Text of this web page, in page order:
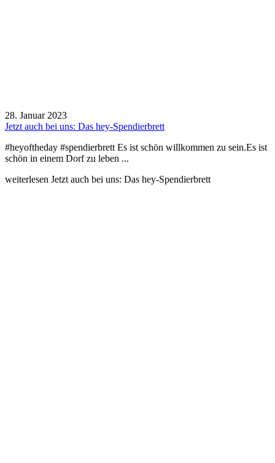
28. Januar 2023
Jetzt auch bei uns: Das hey-Spendierbrett
#heyoftheday #spendierbrett Es ist schön willkommen zu sein.Es ist
schön in einem Dorf zu leben ...
weiterlesen Jetzt auch bei uns: Das hey-Spendierbrett